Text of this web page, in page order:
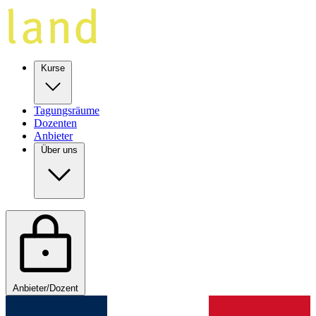
Kurse
Tagungsräume
Dozenten
Anbieter
Über uns
Anbieter/Dozent